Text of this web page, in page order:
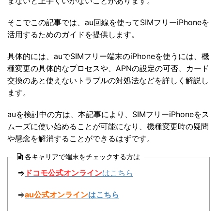
そこでこの記事では、au回線を使ってSIMフリーiPhoneを
活用するためのガイドを提供します。
具体的には、auでSIMフリー端末のiPhoneを使うには、機
種変更の具体的なプロセスや、APNの設定の可否、カード
交換のあと使えないトラブルの対処法などを詳しく解説し
ます。
auを検討中の方は、本記事により、SIMフリーiPhoneをス
ムーズに使い始めることが可能になり、機種変更時の疑問
や懸念を解消することができるはずです。
各キャリアで端末をチェックする方は
⇒ ドコモ公式オンラインはこちら
⇒au公式オンラインはこちら